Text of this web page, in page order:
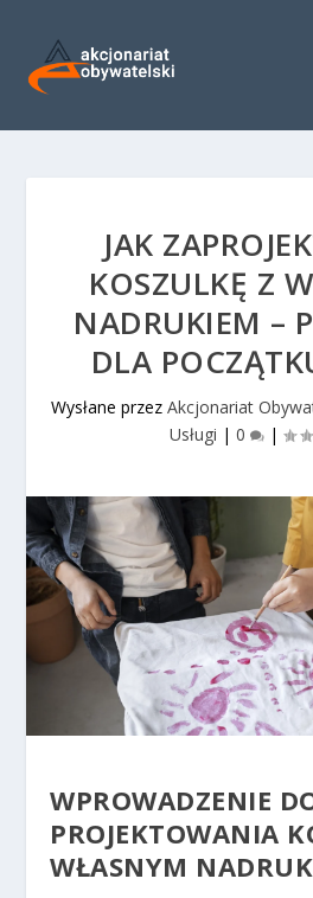
JAK
KOSZULKĘ Z
NADRUKIEM –
DLA
Wysłane przez Akcjonariat
Usługi | 0 |
WPROWADZENIE
PROJEKTOWANIA
WŁASNYM